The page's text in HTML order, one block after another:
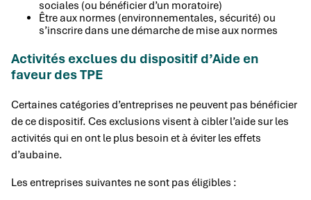
sociales (ou bénéficier d’un moratoire)
Être aux normes (environnementales, sécurité) ou
s’inscrire dans une démarche de mise aux normes
Activités exclues du dispositif d’Aide en
faveur des TPE
Certaines catégories d’entreprises ne peuvent pas bénéficier
de ce dispositif. Ces exclusions visent à cibler l’aide sur les
activités qui en ont le plus besoin et à éviter les effets
d’aubaine.
Les entreprises suivantes ne sont pas éligibles :